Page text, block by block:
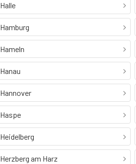
Halle
Hamburg
Hameln
Hanau
Hannover
Haspe
Heidelberg
Herzberg am Harz